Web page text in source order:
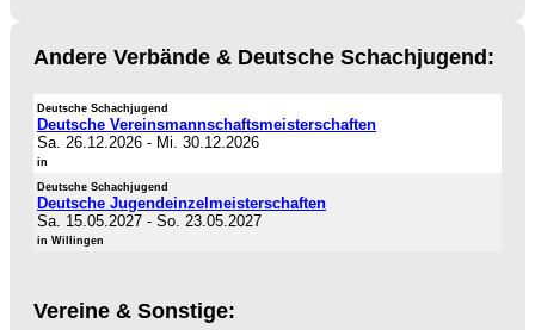
Andere Verbände & Deutsche Schachjugend:
Deutsche Schachjugend
Deutsche Vereinsmannschaftsmeisterschaften
Sa. 26.12.2026 - Mi. 30.12.2026
in
Deutsche Schachjugend
Deutsche Jugendeinzelmeisterschaften
Sa. 15.05.2027 - So. 23.05.2027
in Willingen
Vereine & Sonstige: